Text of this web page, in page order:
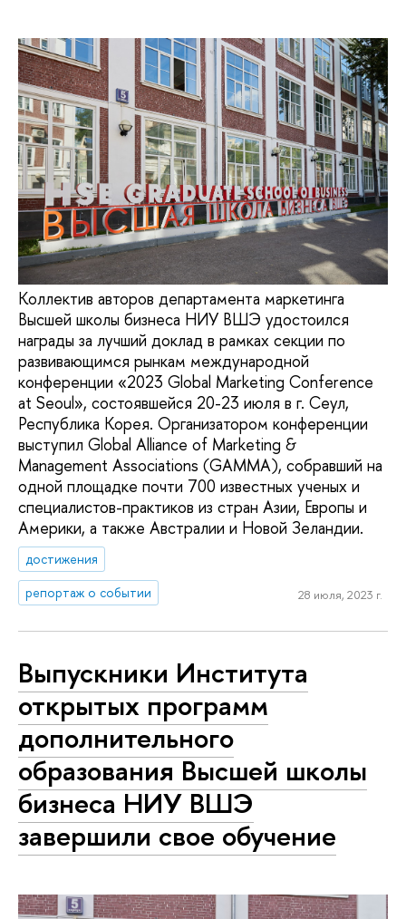
Коллектив авторов департамента маркетинга
Высшей школы бизнеса НИУ ВШЭ удостоился
награды за лучший доклад в рамках секции по
развивающимся рынкам международной
конференции «2023 Global Marketing Conference
at Seoul», состоявшейся 20-23 июля в г. Сеул,
Республика Корея. Организатором конференции
выступил Global Alliance of Marketing &
Management Associations (GAMMA), собравший на
одной площадке почти 700 известных ученых и
специалистов-практиков из стран Азии, Европы и
Америки, а также Австралии и Новой Зеландии.
достижения
репортаж о событии
28 июля, 2023 г.
Выпускники Института
открытых программ
дополнительного
образования Высшей школы
бизнеса НИУ ВШЭ
завершили свое обучение